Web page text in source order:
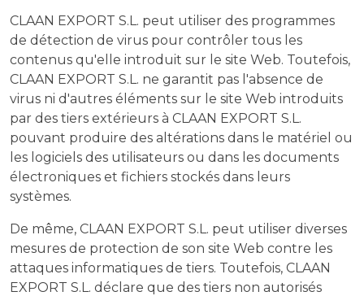
CLAAN EXPORT S.L. peut utiliser des programmes
de détection de virus pour contrôler tous les
contenus qu'elle introduit sur le site Web. Toutefois,
CLAAN EXPORT S.L. ne garantit pas l'absence de
virus ni d'autres éléments sur le site Web introduits
par des tiers extérieurs à CLAAN EXPORT S.L.
pouvant produire des altérations dans le matériel ou
les logiciels des utilisateurs ou dans les documents
électroniques et fichiers stockés dans leurs
systèmes.
De même, CLAAN EXPORT S.L. peut utiliser diverses
mesures de protection de son site Web contre les
attaques informatiques de tiers. Toutefois, CLAAN
EXPORT S.L. déclare que des tiers non autorisés